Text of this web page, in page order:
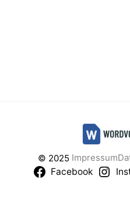
© 2025 Impressum
Facebook